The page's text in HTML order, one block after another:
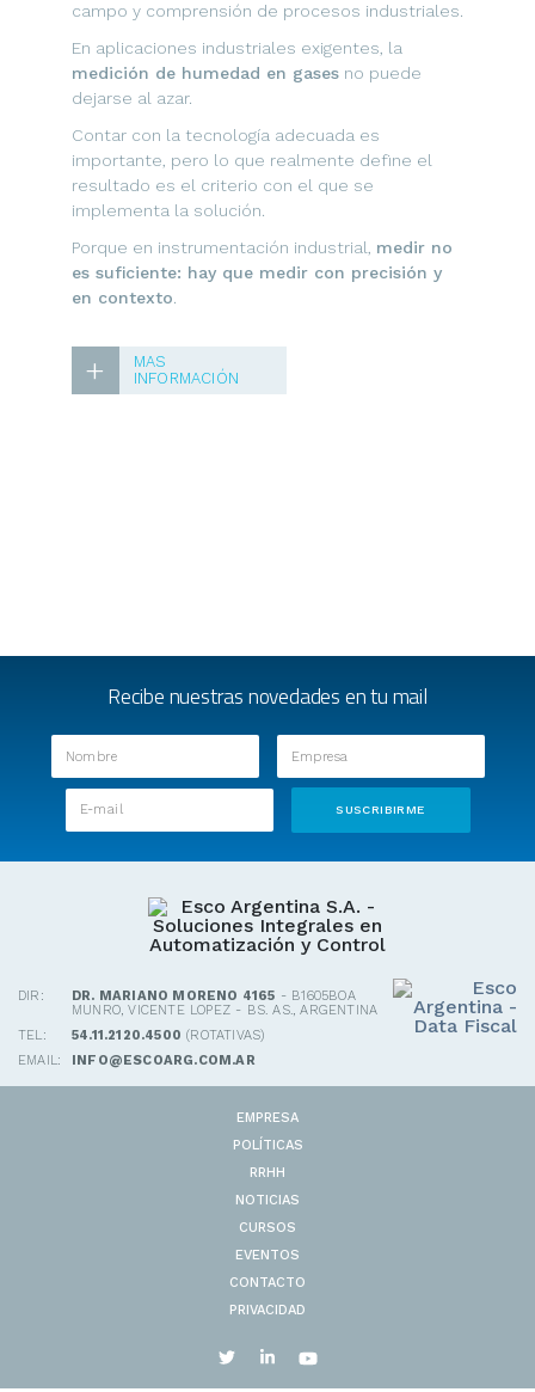
campo y comprensión de procesos industriales.
En aplicaciones industriales exigentes, la
medición de humedad en gasesno puede
dejarse al azar.
Contar con la tecnología adecuada es
importante, pero lo que realmente define el
resultado es el criterio con el que se
implementa la solución.
Porque en instrumentación industrial, medir no
es suficiente: hay que medir con precisión y
en contexto
+
MAS
INFORMACIÓN
Recibe nuestras novedades en tu mail
DIR: DR. MARIANO MORENO 4165 - B1605BOA
MUNRO, VICENTE LOPEZ - BS. AS., ARGENTINA
TEL:
54.11.2120.4500 (ROTATIVAS)
EMAIL:
INFO@ESCOARG.COM.AR
EMPRESA
POLÍTICAS
RRHH
NOTICIAS
CURSOS
EVENTOS
CONTACTO
PRIVACIDAD